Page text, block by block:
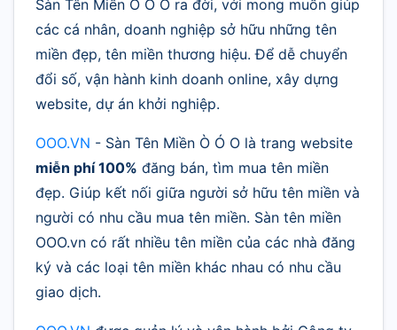
Sàn Tên Miền Ò Ó O ra đời, với mong muốn giúp
các cá nhân, doanh nghiệp sở hữu những tên
miền đẹp, tên miền thương hiệu. Để dễ chuyển
đổi số, vận hành kinh doanh online, xây dựng
website, dự án khởi nghiệp.
OOO.VN - Sàn Tên Miền Ò Ó O là trang website
miễn phí 100% đăng bán, tìm mua tên miền
đẹp. Giúp kết nối giữa người sở hữu tên miền và
người có nhu cầu mua tên miền. Sàn tên miền
OOO.vn có rất nhiều tên miền của các nhà đăng
ký và các loại tên miền khác nhau có nhu cầu
giao dịch.